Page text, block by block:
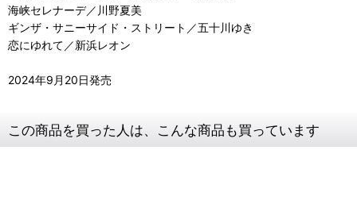
海峡セレナーデ／川野夏美
ギンザ・サニーサイド・ストリート／五十川ゆき
恋にゆれて／新浜レオン
2024年9月20日発売
この商品を買った人は、こんな商品も買っています